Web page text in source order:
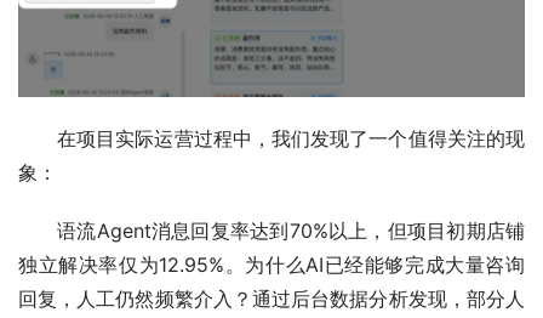
在项目实际运营过程中，我们发现了一个值得关注的现
象：
语流Agent消息回复率达到70%以上，但项目初期店铺
独立解决率仅为12.95%。为什么AI已经能够完成大量咨询
回复，人工仍然频繁介入？通过后台数据分析发现，部分人